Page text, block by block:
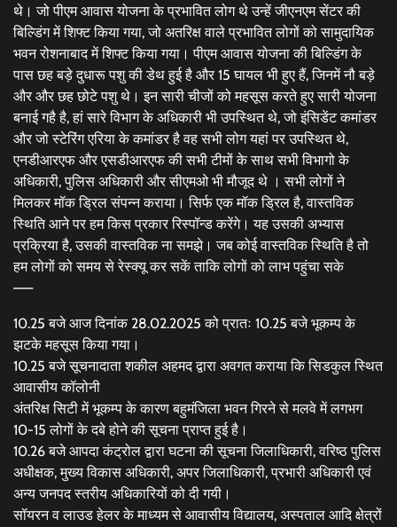
थे। जो पीएम आवास योजना के प्रभावित लोग थे उन्हें जीएनएम सेंटर की
बिल्डिंग में शिफ्ट किया गया, जो अतरिक्ष वाले प्रभावित लोगों को सामुदायिक
भवन रोशनाबाद में शिफ्ट किया गया। पीएम आवास योजना की बिल्डिंग के
पास छह बड़े दुधारू पशु की डेथ हुई है और 15 घायल भी हुए हैं, जिनमें नौ बड़े
और और छह छोटे पशु थे। इन सारी चीजों को महसूस करते हुए सारी योजना
बनाई गहै है, हां सारे विभाग के अधिकारी भी उपस्थित थे, जो इंसिडेंट कमांडर
और जो स्टेरिंग एरिया के कमांडर है वह सभी लोग यहां पर उपस्थित थे,
एनडीआरएफ और एसडीआरएफ की सभी टीमों के साथ सभी विभागो के
अधिकारी, पुलिस अधिकारी और सीएमओ भी मौजूद थे । सभी लोगों ने
मिलकर मॉक ड्रिल संपन्न कराया। सिर्फ एक मॉक ड्रिल है, वास्तविक
स्थिति आने पर हम किस प्रकार रिस्पॉन्ड करेंगे। यह उसकी अभ्यास
प्रक्रिया है, उसकी वास्तविक ना समझे। जब कोई वास्तविक स्थिति है तो
हम लोगों को समय से रेस्क्यू कर सकें ताकि लोगों को लाभ पहुंचा सके
——
10.25 बजे आज दिनांक 28.02.2025 को प्रातः 10.25 बजे भूकम्प के
झटके महसूस किया गया।
10.25 बजे सूचनादाता शकील अहमद द्वारा अवगत कराया कि सिडकुल स्थित
आवासीय कॉलोनी
अंतरिक्ष सिटी में भूकम्प के कारण बहुमंजिला भवन गिरने से मलवे में लगभग
10-15 लोगों के दबे होने की सूचना प्राप्त हुई है।
10.26 बजे आपदा कंट्रोल द्वारा घटना की सूचना जिलाधिकारी, वरिष्ठ पुलिस
अधीक्षक, मुख्य विकास अधिकारी, अपर जिलाधिकारी, प्रभारी अधिकारी एवं
अन्य जनपद स्तरीय अधिकारियों को दी गयी।
सॉयरन व लाउड हेलर के माध्यम से आवासीय विद्यालय, अस्पताल आदि क्षेत्रों